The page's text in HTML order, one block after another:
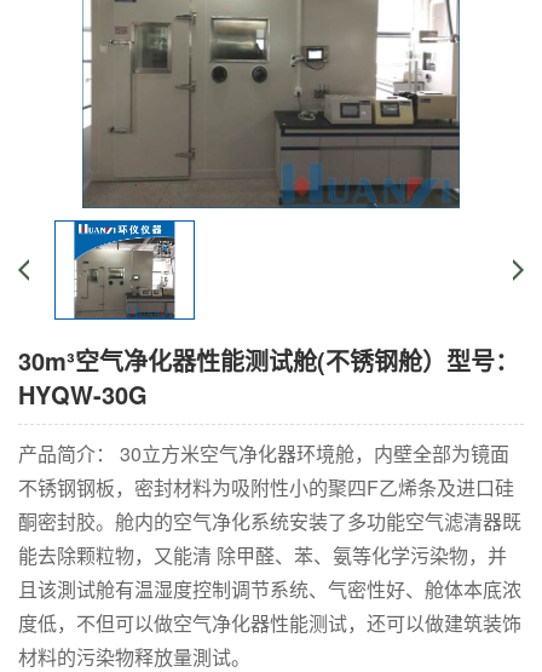
30m³空气净化器性能测试舱(不锈钢舱）型号：
HYQW-30G
产品简介： 30立方米空气净化器环境舱，内壁全部为镜面
不锈钢钢板，密封材料为吸附性小的聚四F乙烯条及进口硅
酮密封胶。舱内的空气净化系统安装了多功能空气滤清器既
能去除颗粒物，又能清 除甲醛、苯、氨等化学污染物，并
且该測试舱有温湿度控制调节系统、气密性好、舱体本底浓
度低，不但可以做空气净化器性能测试，还可以做建筑装饰
材料的污染物释放量測试。